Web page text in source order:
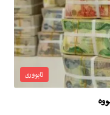
ئابووری